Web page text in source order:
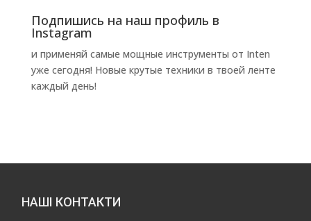
Подпишись на наш профиль в
Instagram
и применяй самые мощные инструменты от Inten
уже сегодня! Новые крутые техники в твоей ленте
каждый день!
НАШІ КОНТАКТИ